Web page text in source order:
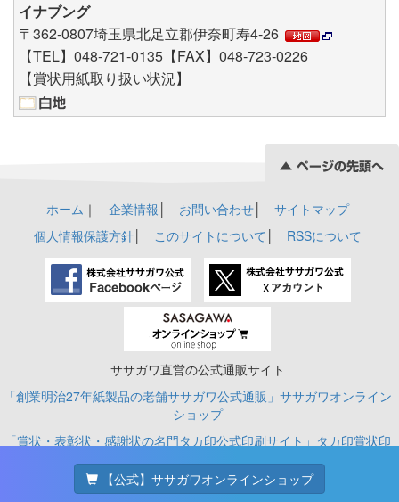
イナブング
〒362-0807埼玉県北足立郡伊奈町寿4-26
【TEL】048-721-0135【FAX】048-723-0226
【賞状用紙取り扱い状況】
【公式】ササガワオンラインショップ
ホーム ｜ 企業情報 お問い合わせ│
サイトマップ
個人情報保護方針│ このサイトについて RSSについて
ササガワ直営の公式通販サイト
「創業明治27年紙製品の老舗ササガワ公式通販」ササガワオンライン
ショップ
「賞状・表彰状・感謝状の名門タカ印公式印刷サイト」タカ印賞状印
© SASAGAWA CO., LTD